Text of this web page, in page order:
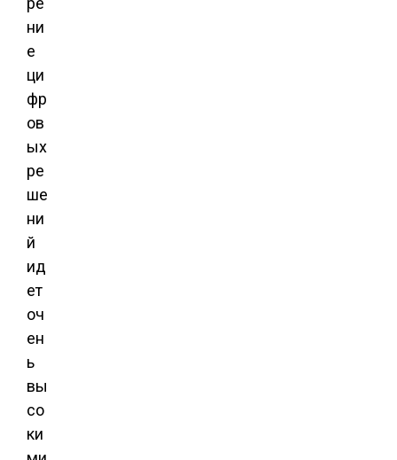
ни
е
ци
фр
ов
ых
ре
ше
ни
й
ид
ет
оч
ен
ь
вы
со
ки